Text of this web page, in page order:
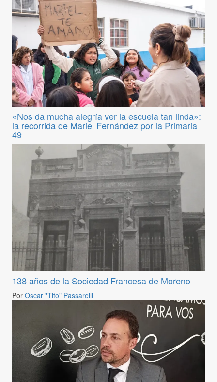
«Nos da mucha alegría ver la escuela tan linda»:
la recorrida de Mariel Fernández por la Primaria
49
138 años de la Sociedad Francesa de Moreno
Por Oscar "Tito" Passarelli